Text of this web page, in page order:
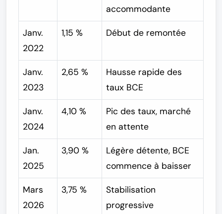
accommodante
Janv.
2022
1,15 % Début de remontée
Janv.
2023
2,65 %
Hausse rapide des
taux BCE
Janv.
2024
4,10 %
Pic des taux, marché
en attente
Jan.
2025
3,90 %
Légère détente, BCE
commence à baisser
Mars
2026
3,75 %
Stabilisation
progressive